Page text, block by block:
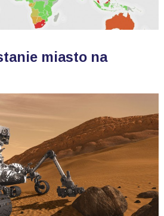
miasto na